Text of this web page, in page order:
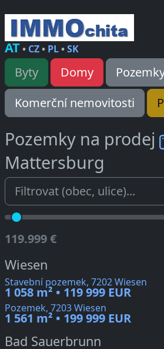
AT• CZ• PL•SK
Byty Domy
Komerční nemovitosti
Pozemky na prodej
Mattersburg
119.999 €
Wiesen
Stavební pozemek, 7202 Wiesen
1 058 m² • 119 999 EUR
Pozemek, 7203 Wiesen
1 561 m² • 199 999 EUR
Bad Sauerbrunn